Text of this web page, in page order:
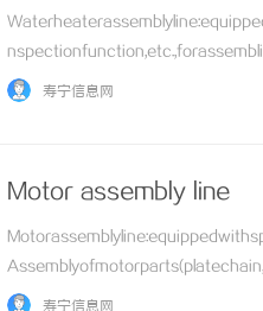
……
寿宁信息网
Motor assembly line
……
寿宁信息网